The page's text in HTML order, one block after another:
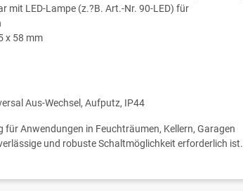
mit LED-Lampe (z.?B. Art.-Nr. 90-LED) für
x 58 mm
Aus-Wechsel, Aufputz, IP44
für Anwendungen in Feuchträumen, Kellern, Garagen
und robuste Schaltmöglichkeit erforderlich ist.